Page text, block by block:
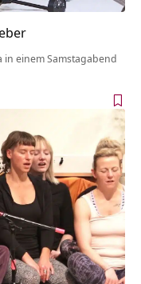
in einem Samstagabend